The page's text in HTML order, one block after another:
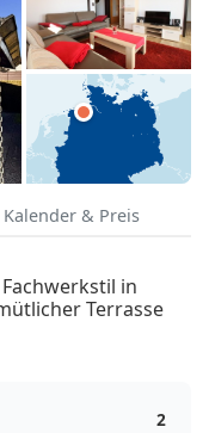
Kalender & Preis
in
Terrasse
2